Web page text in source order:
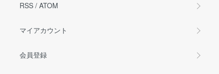
RSS / ATOM
マイアカウント
会員登録